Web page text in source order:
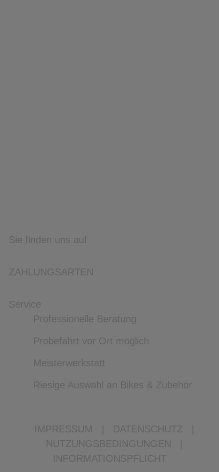
Sie finden uns auf
ZAHLUNGSARTEN
Service
Professionelle Beratung
Probefahrt vor Ort möglich
Meisterwerkstatt
Riesige Auswahl an Bikes & Zubehör
IMPRESSUM DATENSCHUTZ
NUTZUNGSBEDINGUNGEN
INFORMATIONSPFLICHT